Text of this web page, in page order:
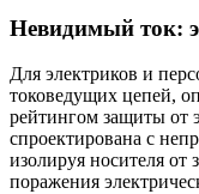
Невидимый ток:
Для электриков и
токоведущих цепей,
рейтингом защиты от
спроектирована с
изолируя носителя от
поражения